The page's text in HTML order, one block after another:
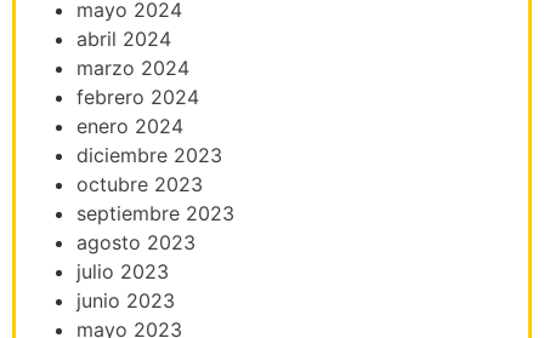
mayo 2024
abril 2024
marzo 2024
febrero 2024
enero 2024
diciembre 2023
octubre 2023
septiembre 2023
agosto 2023
julio 2023
junio 2023
mayo 2023